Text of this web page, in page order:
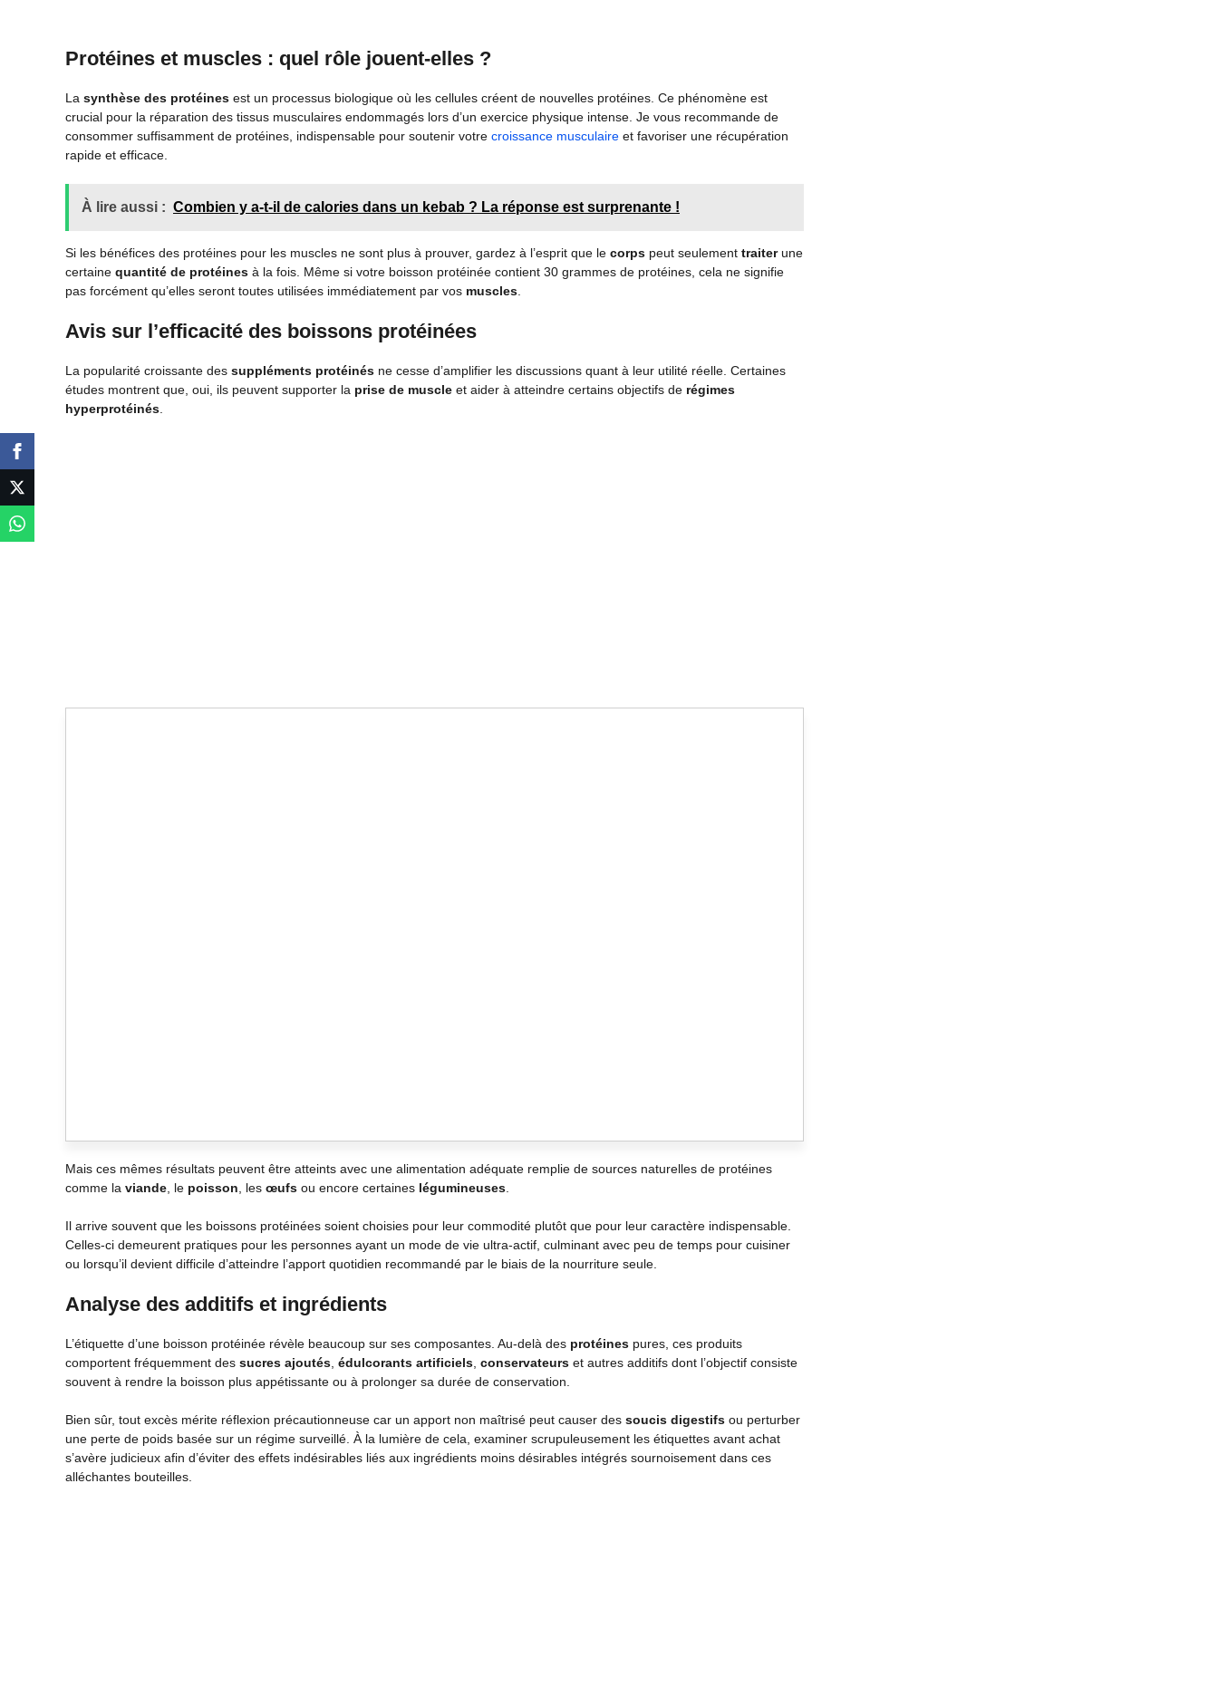
Protéines et muscles : quel rôle jouent-elles ?
La synthèse des protéines est un processus biologique où les cellules créent de nouvelles protéines. Ce phénomène est
crucial pour la réparation des tissus musculaires endommagés lors d’un exercice physique intense. Je vous recommande de
consommer suffisamment de protéines, indispensable pour soutenir votre croissance musculaire et favoriser une récupération
rapide et efficace.
À lire aussi : Combien y a-t-il de calories dans un kebab ? La réponse est surprenante !
Si les bénéfices des protéines pour les muscles ne sont plus à prouver, gardez à l’esprit que le corps peut seulement traiterune
certaine quantité de protéines à la fois. Même si votre boisson protéinée contient 30 grammes de protéines, cela ne signifie
pas forcément qu’elles seront toutes utilisées immédiatement par vos muscles.
Avis sur l’efficacité des boissons protéinées
La popularité croissante des suppléments protéinés ne cesse d’amplifier les discussions quant à leur utilité réelle. Certaines
études montrent que, oui, ils peuvent supporter la prise de muscle et aider à atteindre certains objectifs de régimes
hyperprotéinés.
Mais ces mêmes résultats peuvent être atteints avec une alimentation adéquate remplie de sources naturelles de protéines
comme la viande , le poisson , les œufs ou encore certaines légumineuses
Il arrive souvent que les boissons protéinées soient choisies pour leur commodité plutôt que pour leur caractère indispensable.
Celles-ci demeurent pratiques pour les personnes ayant un mode de vie ultra-actif, culminant avec peu de temps pour cuisiner
ou lorsqu’il devient difficile d’atteindre l’apport quotidien recommandé par le biais de la nourriture seule.
Analyse des additifs et ingrédients
L’étiquette d’une boisson protéinée révèle beaucoup sur ses composantes. Au-delà des protéines pures, ces produits
comportent fréquemment des sucres ajoutés édulcorants artificiels conservateurs et autres additifs dont l’objectif consiste
souvent à rendre la boisson plus appétissante ou à prolonger sa durée de conservation.
Bien sûr, tout excès mérite réflexion précautionneuse car un apport non maîtrisé peut causer des soucis digestifs ou perturber
une perte de poids basée sur un régime surveillé. À la lumière de cela, examiner scrupuleusement les étiquettes avant achat
s’avère judicieux afin d’éviter des effets indésirables liés aux ingrédients moins désirables intégrés sournoisement dans ces
alléchantes bouteilles.